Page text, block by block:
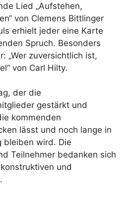
Lied „Aufstehen,
von Clemens Bittlinger
erhielt jeder eine Karte
Spruch. Besonders
„Wer zuversichtlich ist,
von Carl Hilty.
der die
gestärkt und
kommenden
lässt und noch lange in
bleiben wird. Die
Teilnehmer bedanken sich
und